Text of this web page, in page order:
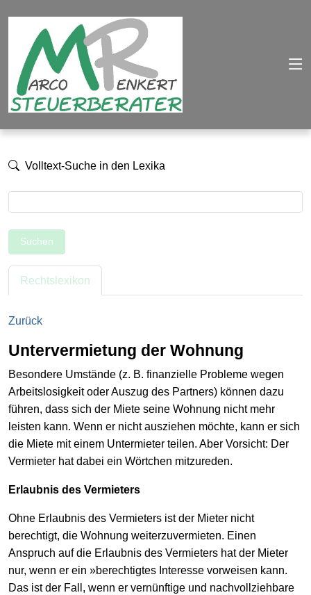
Volltext-Suche in den Lexika
Suchen
Rechtslexikon
Zurück
Untervermietung der Wohnung
Besondere Umstände (z. B. finanzielle Probleme wegen
Arbeitslosigkeit oder Auszug des Partners) können dazu
führen, dass sich der Miete seine Wohnung nicht mehr
leisten kann. Wenn er nicht ausziehen möchte, kann er sich
die Miete mit einem Untermieter teilen. Aber Vorsicht: Der
Vermieter hat dabei ein Wörtchen mitzureden.
Erlaubnis des Vermieters
Ohne Erlaubnis des Vermieters ist der Mieter nicht
berechtigt, die Wohnung weiterzuvermieten. Einen
Anspruch auf die Erlaubnis des Vermieters hat der Mieter
nur, wenn er ein »berechtigtes Interesse vorweisen kann.
Das ist der Fall, wenn er vernünftige und nachvollziehbare